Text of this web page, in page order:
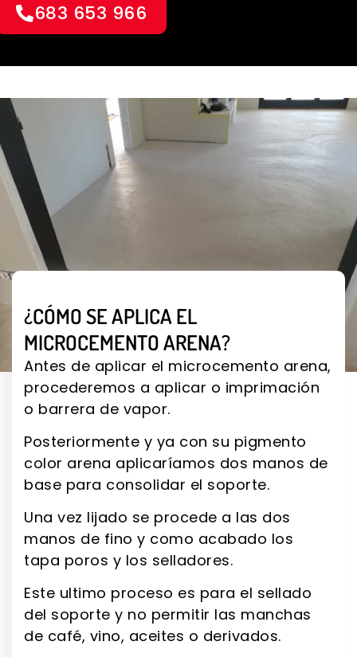
683 653 966
¿CÓMO SE APLICA EL
MICROCEMENTO ARENA?
Antes de aplicar el microcemento arena,
procederemos a aplicar o imprimación
o barrera de vapor.
Posteriormente y ya con su pigmento
color arena aplicaríamos dos manos de
base para consolidar el soporte.
Una vez lijado se procede a las dos
manos de fino y como acabado los
tapa poros y los selladores.
Este ultimo proceso es para el sellado
del soporte y no permitir las manchas
de café, vino, aceites o derivados.